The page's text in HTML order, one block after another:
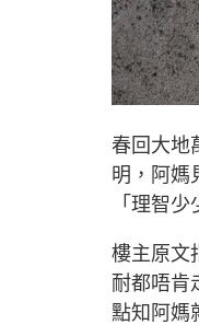
春回大地
明，阿媽
「理智
樓主原文
耐都唔肯
點知阿媽